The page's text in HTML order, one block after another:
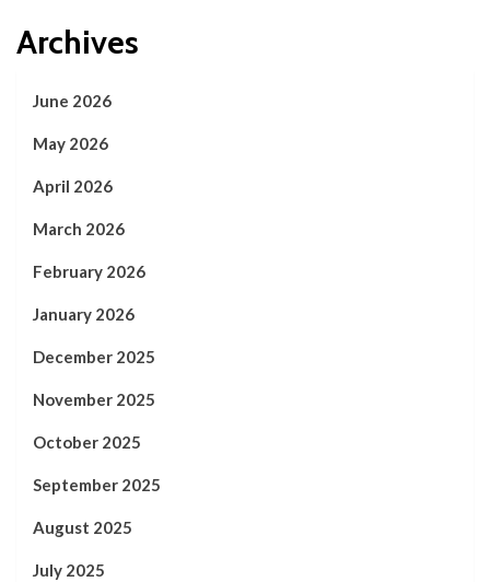
Archives
June 2026
May 2026
April 2026
March 2026
February 2026
January 2026
December 2025
November 2025
October 2025
September 2025
August 2025
July 2025